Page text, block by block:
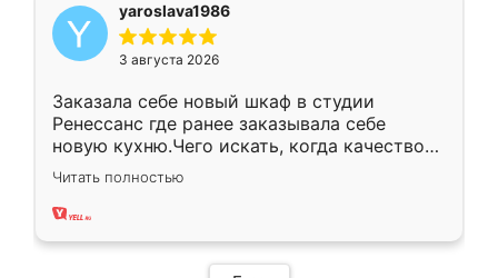
yaroslava1986
3 августа 2026
Заказала себе новый шкаф в студии
Ренессанс где ранее заказывала себе
новую кухню.Чего искать, когда качеством
вполне довольна. Служит кухня уже почти
два года, нареканий нет.
Читать полностью